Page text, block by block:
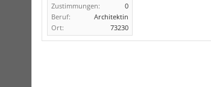
Zustimmungen:
0
Beruf:
Architektin
Ort:
73230